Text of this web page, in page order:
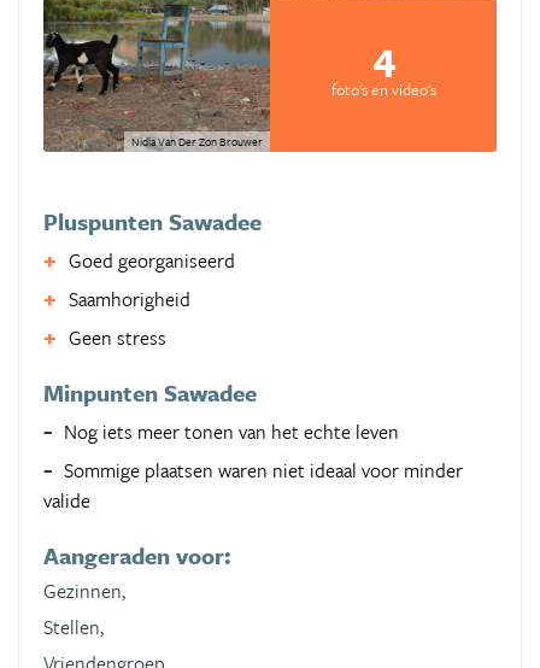
Nidia Van Der Zon Brouwer
4
foto's en video's
Pluspunten Sawadee
Goed georganiseerd
Saamhorigheid
Geen stress
Minpunten Sawadee
Nog iets meer tonen van het echte leven
Sommige plaatsen waren niet ideaal voor minder
valide
Aangeraden voor:
Gezinnen,
Stellen,